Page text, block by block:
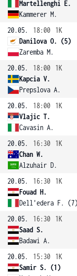
Martellenghi E.
Kammerer M.
20.05.
18:00
1K
Danilova O. (5)
Zaremba M.
20.05.
18:00
1K
Kapcia V.
Prepslova A.
20.05.
18:00
1K
Vlajic T.
Cavasin A.
20.05.
16:30
1K
Chan W.
Alzuhair D.
20.05.
16:30
1K
Fouad H.
Dell'edera F. (7)
20.05.
16:30
1K
Saad S.
Badawi A.
20.05.
15:30
1K
Samir S. (1)